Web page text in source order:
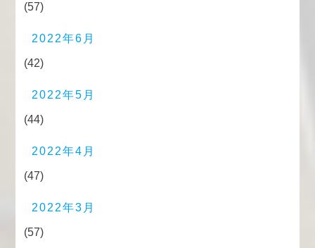
(57)
2022年6月
(42)
2022年5月
(44)
2022年4月
(47)
2022年3月
(57)